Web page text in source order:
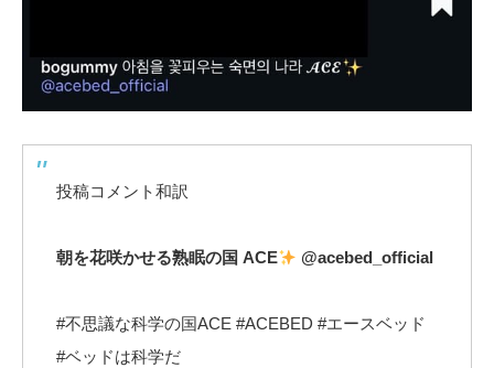
投稿コメント和訳
朝を花咲かせる熟眠の国 ACE @acebed_official
#不思議な科学の国ACE #ACEBED #エースベッド
#ベッドは科学だ